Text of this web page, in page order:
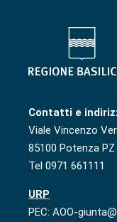
Contatti e
Viale Vincenzo
85100 Potenza PZ
Tel 0971 661111
URP
PEC: AOO-